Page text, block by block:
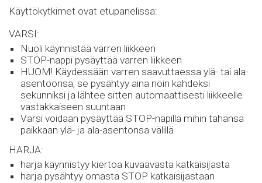
Käyttökytkimet ovat etupanelissa:
VARSI:
Nuoli käynnistää varren liikkeen
STOP-nappi pysäyttää varren liikkeen
HUOM! Käydessään varren saavuttaessa ylä- tai ala-
asentoonsa, se pysähtyy aina noin kahdeksi
sekunniksi ja lähtee sitten automaattisesti liikkeelle
vastakkaiseen suuntaan
Varsi voidaan pysäyttää STOP-napilla mihin tahansa
paikkaan ylä- ja ala-asentonsa välillä
HARJA:
harja käynnistyy kiertoa kuvaavasta katkaisijasta
harja pysähtyy omasta STOP katkaisijastaan